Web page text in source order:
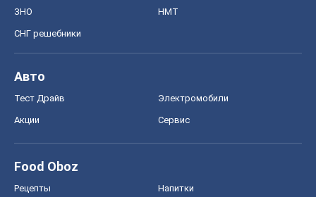
ЗНО НМТ
СНГ решебники
Авто
Тест Драйв Электромобили
Акции Сервис
Food Oboz
Рецепты Напитки